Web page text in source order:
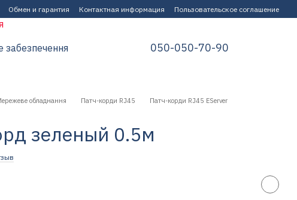
Обмен и гарантия Контактная информация Пользовательское соглашение
забезпечення
050-050-70-90
обладнання Патч-корди RJ45
Патч-корди RJ45 EServer
зеленый 0.5м